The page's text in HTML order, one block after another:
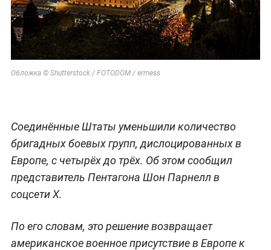
Обложка © Shutterstock / FOTODOM / ermess
Соединённые Штаты уменьшили количество
бригадных боевых групп, дислоцированных в
Европе, с четырёх до трёх. Об этом сообщил
представитель Пентагона Шон Парнелл в
соцсети X.
По его словам, это решение возвращает
американское военное присутствие в Европе к